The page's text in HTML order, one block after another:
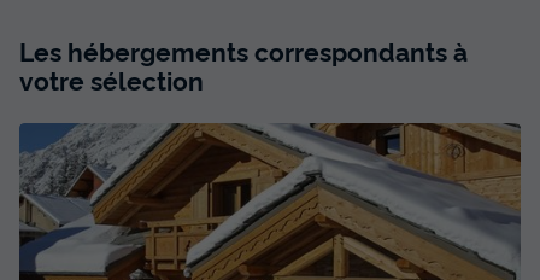
Les hébergements correspondants à
votre sélection